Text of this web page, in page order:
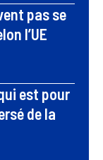
pas se
l’UE
est pour
de la